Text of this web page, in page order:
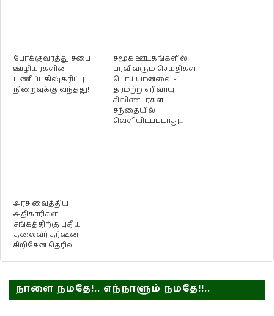
போக்குவரத்து சபை
ஊழியர்களின்
பணிப்பகிஷ்கரிப்பு
நிறைவுக்கு வந்தது!
சமூக ஊடகங்களில்
பரவிவரும் செய்திகள்
பொய்யானவை -
தரமற்ற எரிவாயு
சிலிண்டர்கள்
சந்தையில்
வெளியிடப்படாது...
அரச வைத்திய
அதிகாரிகள்
சங்கத்திற்கு புதிய
தலைவர் தர்ஷன
சிறிசேன தெரிவு!
நாளை நமதே!.. எந்நாளும் நமதே!!..